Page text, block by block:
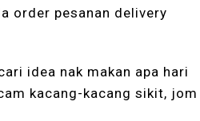
order pesanan delivery
idea nak makan apa hari
kacang-kacang sikit, jom